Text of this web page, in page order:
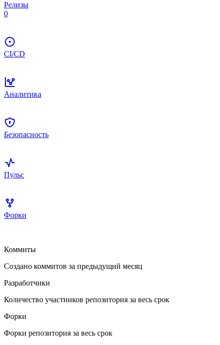
Релизы
0
CI/CD
Аналитика
Безопасность
Пульс
Форки
Коммиты
Создано коммитов за предыдущий месяц
Разработчики
Количество участников репозитория за весь срок
Форки
Форки репозитория за весь срок